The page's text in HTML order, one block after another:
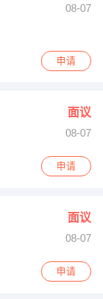
08-07
申请
面议
08-07
申请
面议
08-07
申请